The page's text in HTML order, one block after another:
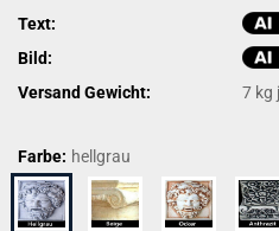
Text:
Bild:
Versand Gewicht:
7 kg
Farbe: hellgrau